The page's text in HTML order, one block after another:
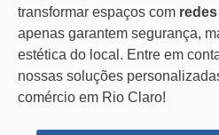
transformar espaços com
apenas garantem segurança,
estética do local. Entre em
nossas soluções
comércio em Rio Claro!